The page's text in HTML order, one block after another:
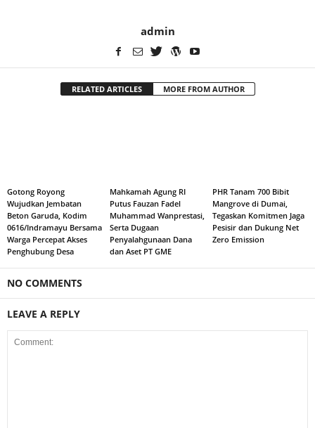
admin
RELATED ARTICLES MORE FROM AUTHOR
Gotong Royong
Wujudkan Jembatan
Beton Garuda, Kodim
0616/Indramayu Bersama
Warga Percepat Akses
Penghubung Desa
Mahkamah Agung RI
Putus Fauzan Fadel
Muhammad Wanprestasi,
Serta Dugaan
Penyalahgunaan Dana
dan Aset PT GME
PHR Tanam 700 Bibit
Mangrove di Dumai,
Tegaskan Komitmen Jaga
Pesisir dan Dukung Net
Zero Emission
NO COMMENTS
LEAVE A REPLY